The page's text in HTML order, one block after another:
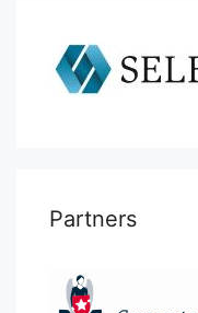
Partners